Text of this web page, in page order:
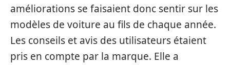
améliorations se faisaient donc sentir sur les
modèles de voiture au fils de chaque année.
Les conseils et avis des utilisateurs étaient
pris en compte par la marque. Elle a